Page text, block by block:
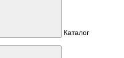
Каталог